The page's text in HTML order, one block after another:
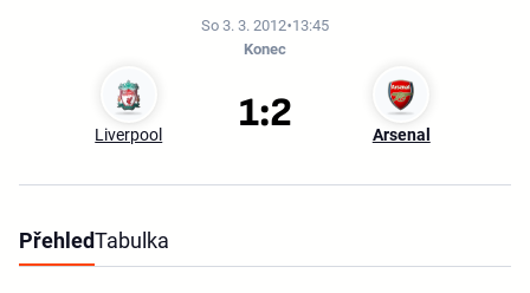
So 3. 3. 2012 13:45
Konec
Liverpool Arsenal
1:2
PřehledTabulka